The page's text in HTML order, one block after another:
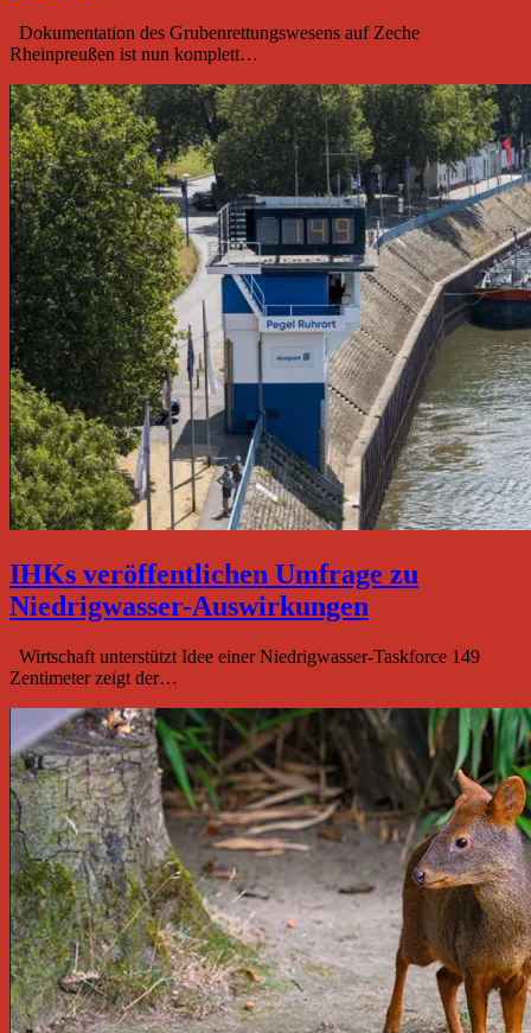
Dokumentation des Grubenrettungswesens auf Zeche
Rheinpreußen ist nun komplett…
IHKs veröffentlichen Umfrage zu
Niedrigwasser-Auswirkungen
Wirtschaft unterstützt Idee einer Niedrigwasser-Taskforce 149
Zentimeter zeigt der…